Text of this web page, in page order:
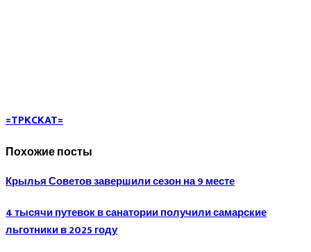
=TPKCKAT=
Похожие посты
Крылья Советов завершили сезон на 9 месте
4 тысячи путевок в санатории получили самарские
льготники в 2025 году